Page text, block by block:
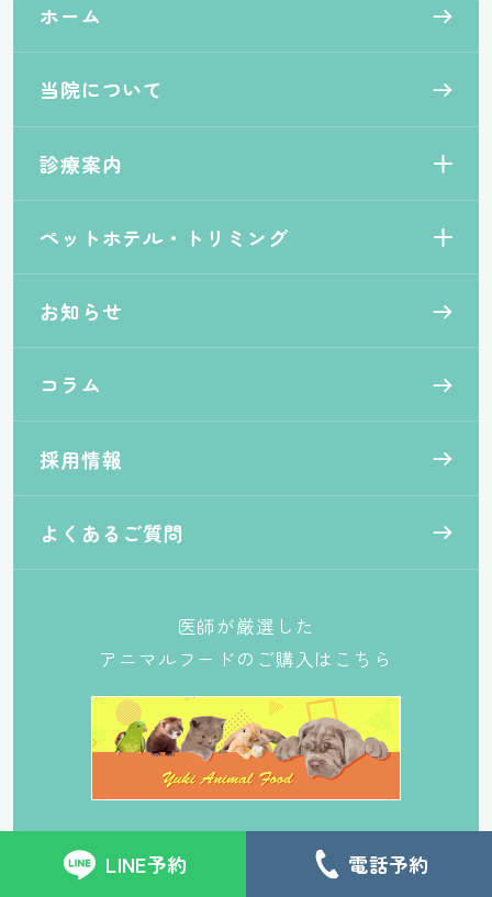
ホーム
当院について
診療案内
ペットホテル・トリミング
お知らせ
コラム
採用情報
よくあるご質問
医師が厳選した
アニマルフードのご購入はこちら
© オダガワ動物病院. All rights reserved.
LINE予約 電話予約